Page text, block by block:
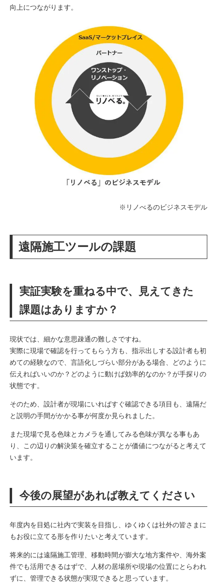
向上につながります。
※リノべるのビジネスモデル
遠隔施工ツールの課題
実証実験を重ねる中で、見えてきた
課題はありますか？
現状では、細かな意思疎通の難しさですね。
実際に現場で確認を行ってもらう方も、指示出しする設計者も初
めての経験なので、言語化しづらい部分がある場合、どのように
伝えればいいのか？どのように動けば効率的なのか？が手探りの
状態です。
そのため、設計者が現場にいればすぐ確認できる項目も、遠隔だ
と説明の手間がかかる事が何度か見られました。
また現場で見る色味とカメラを通してみる色味が異なる事もあ
り、この辺りの解決策を確立することが価値につながると考えて
います。
今後の展望があれば教えてください
年度内を目処に社内で実装を目指し、ゆくゆくは社外の皆さまに
もお役に立てる形を作りたいと考えています。
将来的には遠隔施工管理、移動時間が膨大な地方案件や、海外案
件でも活用できるはずで、人材の居場所や現場の位置にとらわれ
ずに、管理できる状態が実現できると思っています。